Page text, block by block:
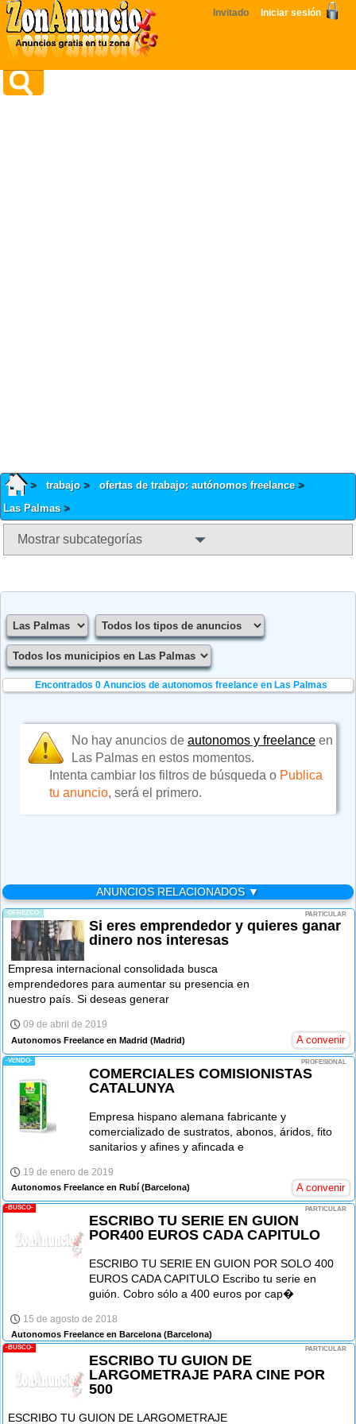
Invitado Iniciar sesión
trabajo
ofertas de trabajo: autónomos freelance
Las Palmas
Mostrar subcategorías
Encontrados 0Anuncios de autonomos freelance en Las Palmas
No hay anuncios deautonomos y freelance en
Las Palmas en estos momentos.
Intenta cambiar los filtros de búsqueda o Publica
tu anuncio, será el primero.
ANUNCIOS RELACIONADOS ▼
-OFREZCO- PARTICULAR
Si eres emprendedor y quieres ganar
dinero nos interesas
Empresa internacional consolidada busca
emprendedores para aumentar su presencia en
nuestro país. Si deseas generar
09 de abril de 2019
Autonomos Freelance en Madrid (Madrid) A convenir
-VENDO- PROFESIONAL
COMERCIALES COMISIONISTAS
CATALUNYA
Empresa hispano alemana fabricante y
comercializado de sustratos, abonos, áridos, fito
sanitarios y afines y afincada e
19 de enero de 2019
Autonomos Freelance en Rubí (Barcelona) A convenir
-BUSCO- PARTICULAR
ESCRIBO TU SERIE EN GUION
POR400 EUROS CADA CAPITULO
ESCRIBO TU SERIE EN GUION POR SOLO 400
EUROS CADA CAPITULO Escribo tu serie en
guión. Cobro sólo a 400 euros por cap�
15 de agosto de 2018
Autonomos Freelance en Barcelona (Barcelona)
-BUSCO- PARTICULAR
ESCRIBO TU GUION DE
LARGOMETRAJE PARA CINE POR
500
ESCRIBO TU GUION DE LARGOMETRAJE